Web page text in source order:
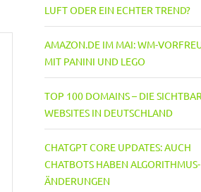
UFT ODER EIN ECHTER TREND?
AMAZON.DE IM MAI: WM-
MIT PANINI UND LEGO
TOP 100 DOMAINS – DIE
WEBSITES IN DEUTSCHLAND
CHATGPT CORE UPDATES: AUCH
CHATBOTS HABEN ALGORITHMUS-
ÄNDERUNGEN